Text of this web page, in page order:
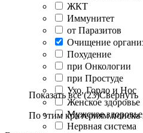
ЖКТ
Иммунитет
от Паразитов
Очищение
Похудение
при Онкологии
при Простуде
Ухо, Горло и Нос
Женское здоровье
Мужское здоровье
Нервная система
Показать все (23)Свернуть
По этим критериям поиска